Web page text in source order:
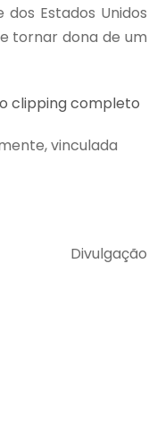
Estados Unidos
tornar dona de um
clipping completo
vinculada
Divulgação